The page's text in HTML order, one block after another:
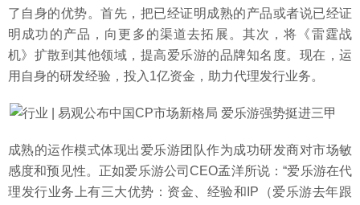
了自身的优势。首先，把已经证明成熟的产品或者说已经证
明成功的产品，向更多的渠道去拓展。其次，将《雷霆战
机》扩散到其他领域，提高爱乐游的品牌知名度。现在，运
用自身的研发经验，投入1亿资金，助力代理发行业务。
成熟的运作模式体现出爱乐游团队作为成功研发商对市场敏
感度和预见性。正如爱乐游公司CEO孟洋所说：“爱乐游在代
理发行业务上有三大优势：资金、经验和IP（爱乐游去年跟